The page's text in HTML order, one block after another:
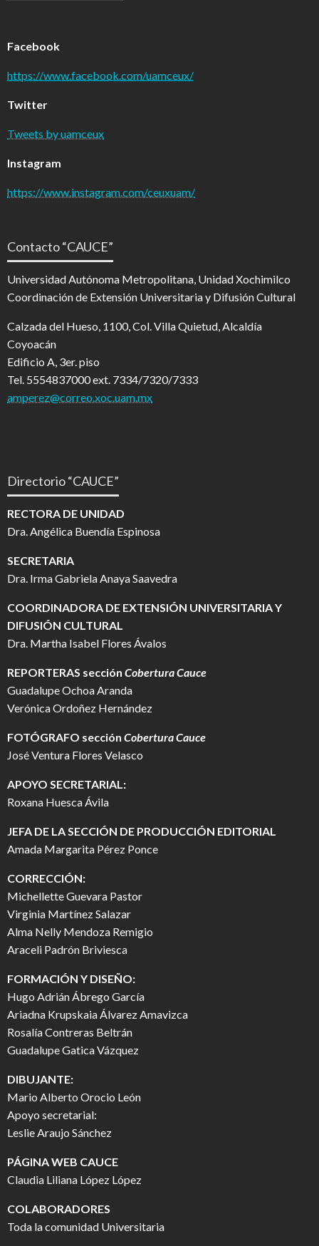
Facebook
https://www.facebook.com/uamceux/
Twitter
Tweets by uamceux
Instagram
https://www.instagram.com/ceuxuam/
Contacto “CAUCE”
Universidad Autónoma Metropolitana, Unidad Xochimilco
Coordinación de Extensión Universitaria y Difusión Cultural
Calzada del Hueso, 1100, Col. Villa Quietud, Alcaldía
Coyoacán
Edificio A, 3er. piso
Tel. 5554837000 ext. 7334/7320/7333
amperez@correo.xoc.uam.mx
Directorio “CAUCE”
RECTORA DE UNIDAD
Dra. Angélica Buendía Espinosa
SECRETARIA
Dra. Irma Gabriela Anaya Saavedra
COORDINADORA DE EXTENSIÓN UNIVERSITARIA Y
DIFUSIÓN CULTURAL
Dra. Martha Isabel Flores Ávalos
REPORTERAS sección Cobertura Cauce
Guadalupe Ochoa Aranda
Verónica Ordoñez Hernández
FOTÓGRAFO sección Cobertura Cauce
José Ventura Flores Velasco
APOYO SECRETARIAL:
Roxana Huesca Ávila
JEFA DE LA SECCIÓN DE PRODUCCIÓN EDITORIAL
Amada Margarita Pérez Ponce
CORRECCIÓN:
Michellette Guevara Pastor
Virginia Martínez Salazar
Alma Nelly Mendoza Remigio
Araceli Padrón Briviesca
FORMACIÓN Y DISEÑO:
Hugo Adrián Ábrego García
Ariadna Krupskaia Álvarez Amavizca
Rosalía Contreras Beltrán
Guadalupe Gatica Vázquez
DIBUJANTE:
Mario Alberto Orocio León
Apoyo secretarial:
Leslie Araujo Sánchez
PÁGINA WEB CAUCE
Claudia Liliana López López
COLABORADORES
Toda la comunidad Universitaria